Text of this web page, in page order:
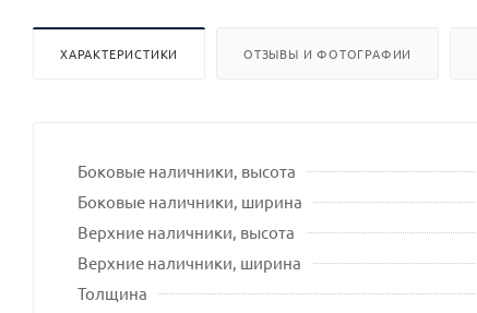
ХАРАКТЕРИСТИКИ ОТЗЫВЫ И ФОТОГРАФИИ
Боковые наличники, высота
Боковые наличники, ширина
Верхние наличники, высота
Верхние наличники, ширина
Толщина